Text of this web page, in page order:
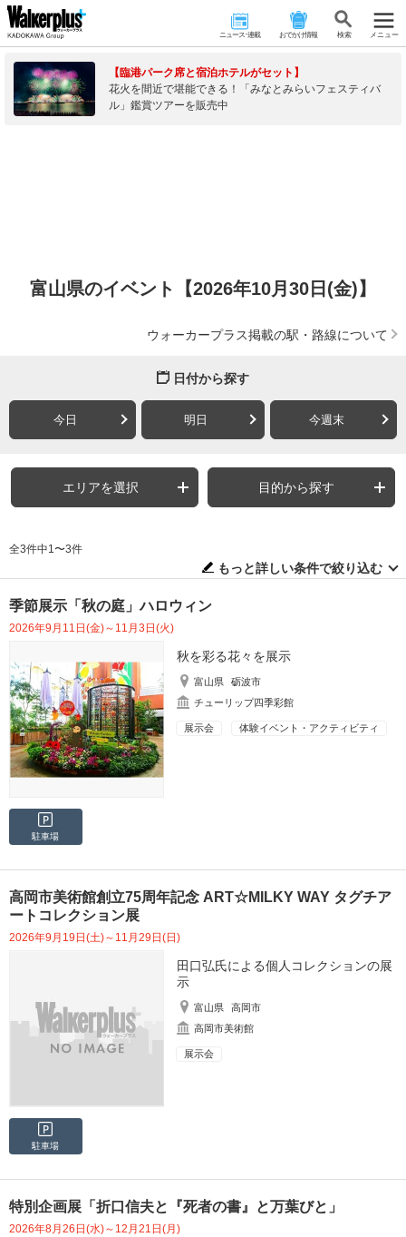
ニュース･連載 おでかけ情報 検 索 メニュー
【臨港パーク席と宿泊ホテルがセット】
花火を間近で堪能できる！「みなとみらいフェスティバ
ル」鑑賞ツアーを販売中
富山県のイベント【2026年10月30日(金)】
ウォーカープラス掲載の駅・路線について
日付から探す
今日 明日 今週末
エリアを選択 目的から探す
全3件中1〜3件
もっと詳しい条件で絞り込む
季節展示「秋の庭」ハロウィン
2026年9月11日(金)～11月3日(火)
秋を彩る花々を展示
富山県
砺波市
チューリップ四季彩館
展示会 体験イベント・アクティビティ
駐車場
高岡市美術館創立75周年記念 ART☆MILKY WAY タグチア
ートコレクション展
2026年9月19日(土)～11月29日(日)
田口弘氏による個人コレクションの展
示
富山県
高岡市
高岡市美術館
展示会
駐車場
特別企画展「折口信夫と『死者の書』と万葉びと」
2026年8月26日(水)～12月21日(月)